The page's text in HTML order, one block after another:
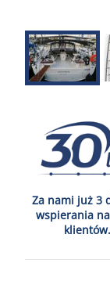
Za nami już 3
wspierania
klientów.